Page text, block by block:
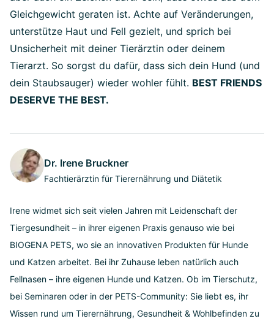
Gleichgewicht geraten ist. Achte auf Veränderungen,
unterstütze Haut und Fell gezielt, und sprich bei
Unsicherheit mit deiner Tierärztin oder deinem
Tierarzt. So sorgst du dafür, dass sich dein Hund (und
dein Staubsauger) wieder wohler fühlt. BEST FRIENDS
DESERVE THE BEST.
Dr. Irene Bruckner
Fachtierärztin für Tierernährung und Diätetik
Irene widmet sich seit vielen Jahren mit Leidenschaft der
Tiergesundheit – in ihrer eigenen Praxis genauso wie bei
BIOGENA PETS, wo sie an innovativen Produkten für Hunde
und Katzen arbeitet. Bei ihr Zuhause leben natürlich auch
Fellnasen – ihre eigenen Hunde und Katzen. Ob im Tierschutz,
bei Seminaren oder in der PETS-Community: Sie liebt es, ihr
Wissen rund um Tierernährung, Gesundheit & Wohlbefinden zu